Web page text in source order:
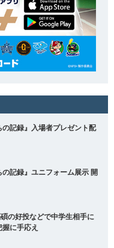
記録』入場者プレゼント配
記録』ユニフォーム展示 開
の好投などで中学生相手に
に手応え